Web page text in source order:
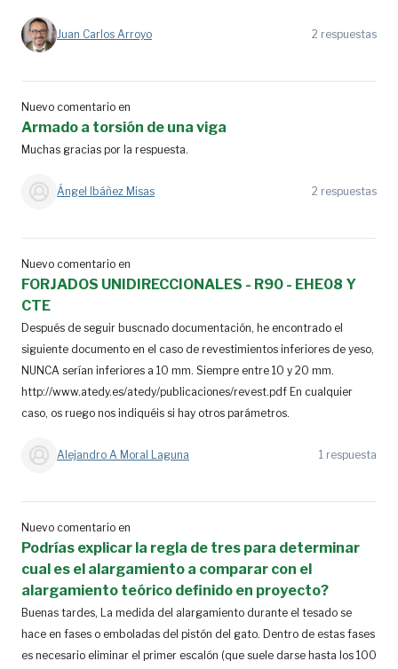
Juan Carlos Arroyo 2 respuestas
Nuevo comentario en
Armado a torsión de una viga
Muchas gracias por la respuesta.
Ángel Ibáñez Misas 2 respuestas
Nuevo comentario en
FORJADOS UNIDIRECCIONALES - R90 - EHE08 Y
CTE
Después de seguir buscnado documentación, he encontrado el
siguiente documento en el caso de revestimientos inferiores de yeso,
NUNCA serían inferiores a 10 mm. Siempre entre 10 y 20 mm.
http://www.atedy.es/atedy/publicaciones/revest.pdf En cualquier
caso, os ruego nos indiquéis si hay otros parámetros.
Alejandro A Moral Laguna 1 respuesta
Nuevo comentario en
Podrías explicar la regla de tres para determinar
cual es el alargamiento a comparar con el
alargamiento teórico definido en proyecto?
Buenas tardes, La medida del alargamiento durante el tesado se
hace en fases o emboladas del pistón del gato. Dentro de estas fases
es necesario eliminar el primer escalón (que suele darse hasta los 100